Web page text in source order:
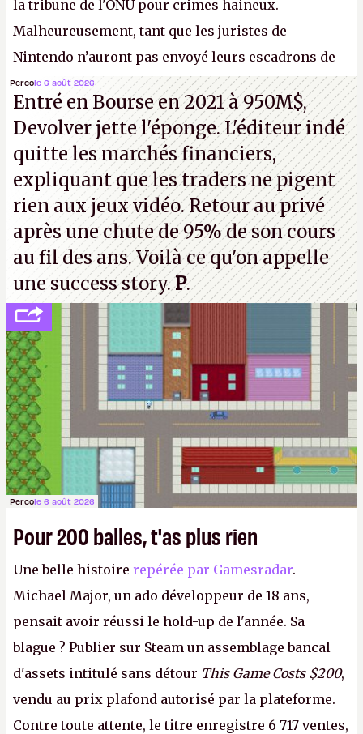
la tribune de l'ONU pour crimes haineux.
Malheureusement, tant que les juristes de
Nintendo n’auront pas envoyé leurs escadrons de
la mort judiciaires pour distribuer du copyright
strike à tour de bras, l'Oncle Sam continuera
d'étaler sa confiture intellectuelle sur vos
souvenirs d'enfance.P.
Percole 6 août 2026
Entré en Bourse en 2021 à 950M$,
Devolver jette l'éponge. L'éditeur indé
quitte les marchés financiers,
expliquant que les traders ne pigent
rien aux jeux vidéo. Retour au privé
après une chute de 95% de son cours
au fil des ans. Voilà ce qu'on appelle
une success story.P.
Percole 6 août 2026
Pour 200 balles, t'as plus rien
Une belle histoire repérée par Gamesradar.
Michael Major, un ado développeur de 18 ans,
pensait avoir réussi le hold-up de l'année. Sa
blague ? Publier sur Steam un assemblage bancal
d'assets intitulé sans détour This Game Costs $200,
vendu au prix plafond autorisé par la plateforme.
Contre toute attente, le titre enregistre 6 717 ventes,